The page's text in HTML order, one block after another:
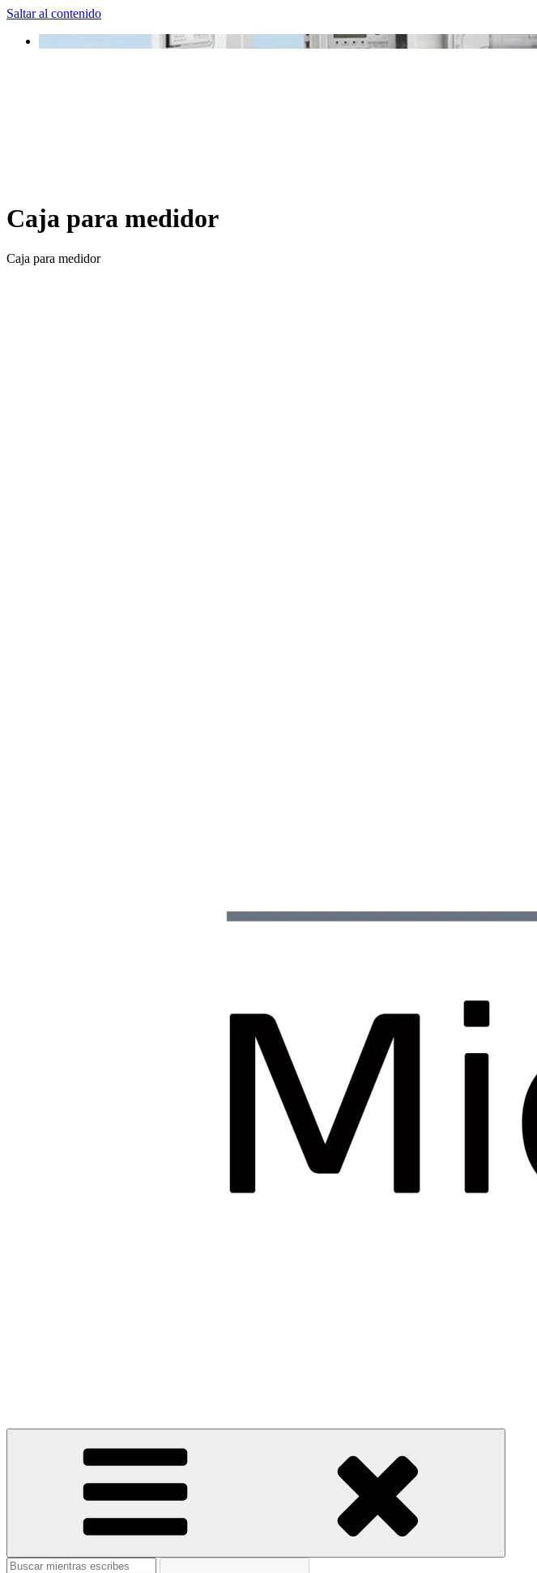
Saltar al contenido
Caja para medidor
Caja para medidor